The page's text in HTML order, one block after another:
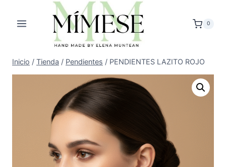
0
Inicio / Tienda / Pendientes / PENDIENTES LAZITO ROJO